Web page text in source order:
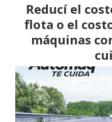
Reducí el
flota o el
máquinas